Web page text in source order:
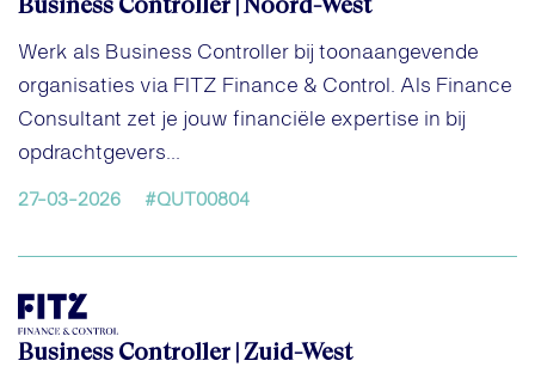
Werk als Business Controller bij toonaangevende
organisaties via FITZ Finance & Control. Als Finance
Consultant zet je jouw financiële expertise in bij
opdrachtgevers...
27-03-2026 #QUT00804
Business Controller | Zuid-West